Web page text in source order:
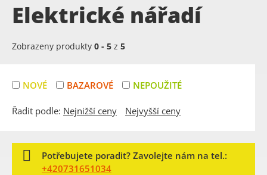
Elektrické nářadí
Zobrazeny produkty 0 - 5 z 5
NOVÉ BAZAROVÉ NEPOUŽITÉ
Řadit podle: Nejnižší ceny Nejvyšší ceny
Potřebujete poradit? Zavolejte nám na tel.:
+420731651034